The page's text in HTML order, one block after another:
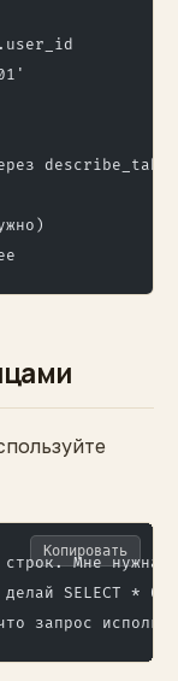
Мне нужна
SELECT *
запрос
Копировать